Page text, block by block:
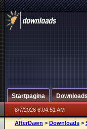
Startpagina
8/7/2026 6:04:51 AM
AfterDawn > Downloads >